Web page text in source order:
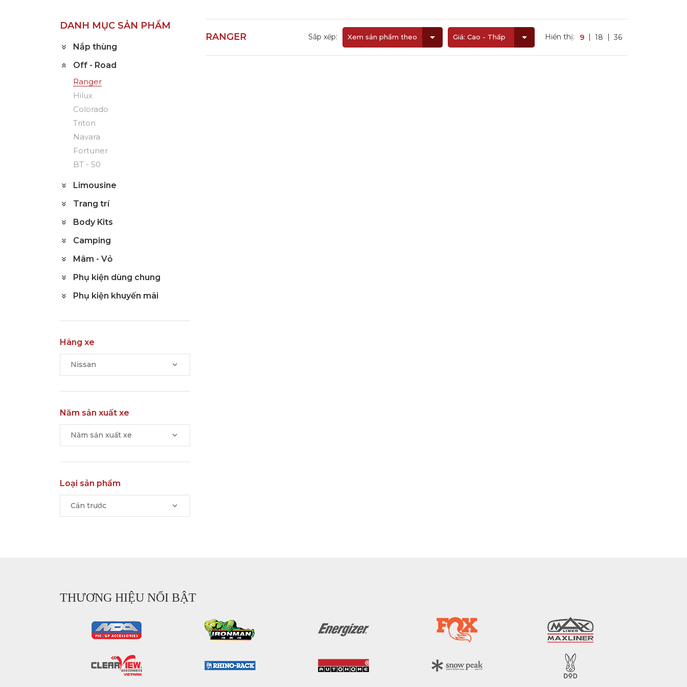
DANH MỤC SẢN PHẨM
Nắp thùng
Off - Road
Ranger
Hilux
Colorado
Triton
Navara
Fortuner
BT - 50
Limousine
Trang trí
Body Kits
Camping
Mâm - Vỏ
Phụ kiện dùng chung
Phụ kiện khuyến mãi
Hãng xe
Nissan
Năm sản xuất xe
Năm sản xuất xe
Loại sản phẩm
Cản trước
RANGER Sắp xếp: Xem sản phẩm theo Giá: Cao - Thấp Hiển thị: 9 18 36
THƯƠNG HIỆU NỔI BẬT